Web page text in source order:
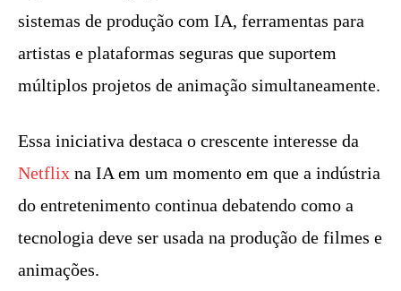
sistemas de produção com IA, ferramentas para
artistas e plataformas seguras que suportem
múltiplos projetos de animação simultaneamente.
Essa iniciativa destaca o crescente interesse da
Netflix na IA em um momento em que a indústria
do entretenimento continua debatendo como a
tecnologia deve ser usada na produção de filmes e
animações.